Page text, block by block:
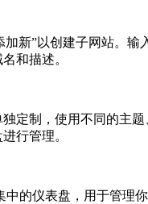
加新”以创建子网站。输
和描述。
定制，使用不同的主题
行管理。
中的仪表盘，用于管理